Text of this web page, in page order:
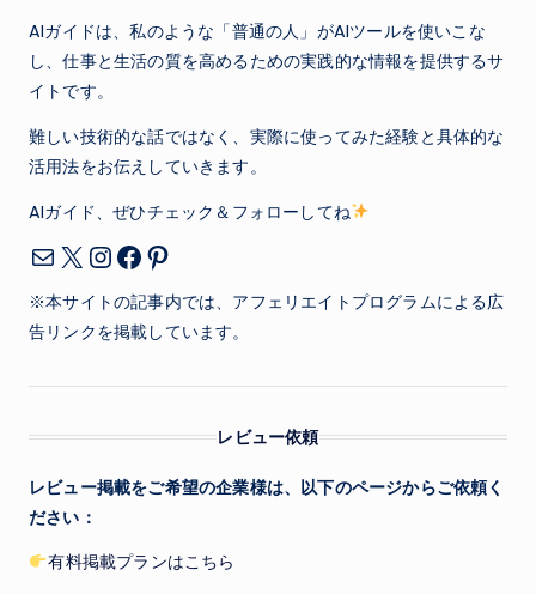
AIガイドは、私のような「普通の人」がAIツールを使いこな
し、仕事と生活の質を高めるための実践的な情報を提供するサ
イトです。
難しい技術的な話ではなく、実際に使ってみた経験と具体的な
活用法をお伝えしていきます。
AIガイド、ぜひチェック＆フォローしてね
メールX Instagram
Facebook
Pinterest
※本サイトの記事内では、アフェリエイトプログラムによる広
告リンクを掲載しています。
レビュー依頼
レビュー掲載をご希望の企業様は、以下のページからご依頼く
ださい：
有料掲載プランはこちら